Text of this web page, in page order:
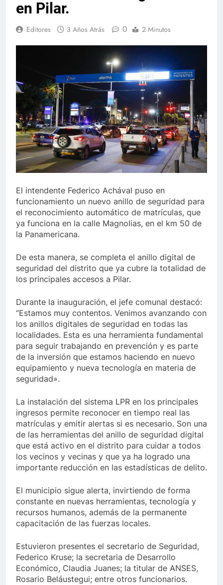
en Pilar.
Editores 3 Años Atrás 0 2 Minutos
El intendente Federico Achával puso en
funcionamiento un nuevo anillo de seguridad para
el reconocimiento automático de matrículas, que
ya funciona en la calle Magnolias, en el km 50 de
la Panamericana.
De esta manera, se completa el anillo digital de
seguridad del distrito que ya cubre la totalidad de
los principales accesos a Pilar.
Durante la inauguración, el jefe comunal destacó:
“Estamos muy contentos. Venimos avanzando con
los anillos digitales de seguridad en todas las
localidades. Esta es una herramienta fundamental
para seguir trabajando en prevención y es parte
de la inversión que estamos haciendo en nuevo
equipamiento y nueva tecnología en materia de
seguridad».
La instalación del sistema LPR en los principales
ingresos permite reconocer en tiempo real las
matrículas y emitir alertas si es necesario. Son una
de las herramientas del anillo de seguridad digital
que está activo en el distrito para cuidar a todos
los vecinos y vecinas y que ya ha logrado una
importante reducción en las estadísticas de delito.
El municipio sigue alerta, invirtiendo de forma
constante en nuevas herramientas, tecnología y
recursos humanos, además de la permanente
capacitación de las fuerzas locales.
Estuvieron presentes el secretario de Seguridad,
Federico Kruse; la secretaria de Desarrollo
Económico, Claudia Juanes; la titular de ANSES,
Rosario Beláustegui; entre otros funcionarios.